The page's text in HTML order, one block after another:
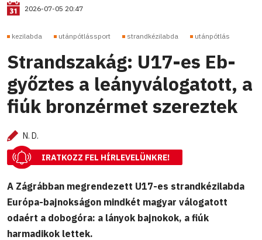
2026-07-05 20:47
kezilabda utánpótlássport strandkézilabda utánpótlás
Strandszakág: U17-es Eb-
győztes a leányválogatott, a
fiúk bronzérmet szereztek
N. D.
IRATKOZZ FEL HÍRLEVELÜNKRE!
A Zágrábban megrendezett U17-es strandkézilabda
Európa-bajnokságon mindkét magyar válogatott
odaért a dobogóra: a lányok bajnokok, a fiúk
harmadikok lettek.